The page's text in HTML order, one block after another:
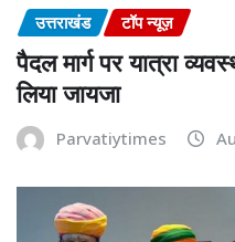
उत्तराखंड टॉप न्यूज़
पैदल मार्ग पर यात्रा
लिया जायजा
Parvatiytimes